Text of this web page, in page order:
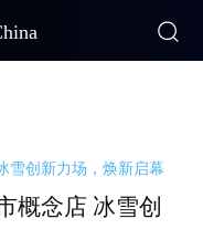
概念店 冰雪创